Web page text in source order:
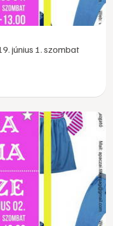
június 1. szombat